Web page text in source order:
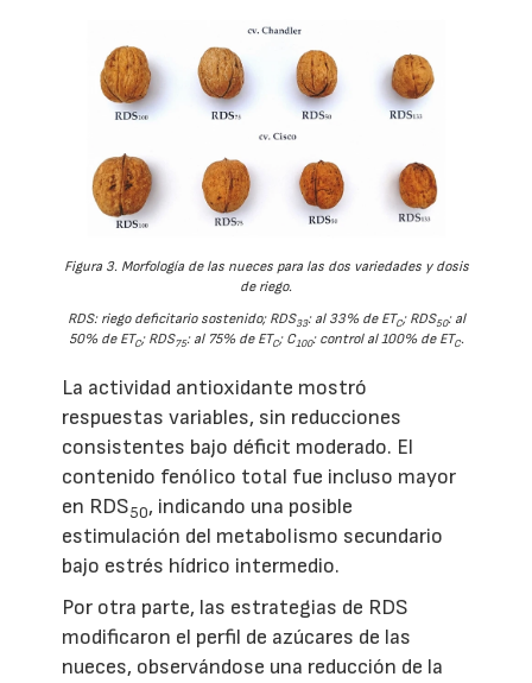
Figura 3. Morfología de las nueces para las dos variedades y dosis
de riego.
RDS: riego deficitario sostenido; RDS33: al 33% de ETC; RDS50: al
50% de ETC; RDS75: al 75% de ETC; C100: control al 100% de ETC.
La actividad antioxidante mostró
respuestas variables, sin reducciones
consistentes bajo déficit moderado. El
contenido fenólico total fue incluso mayor
en RDS50, indicando una posible
estimulación del metabolismo secundario
bajo estrés hídrico intermedio.
Por otra parte, las estrategias de RDS
modificaron el perfil de azúcares de las
nueces, observándose una reducción de la